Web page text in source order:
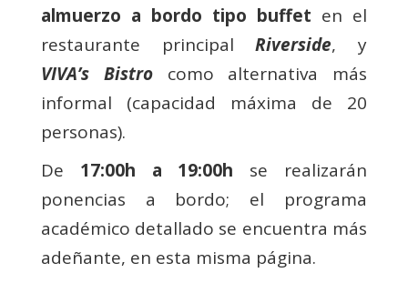
almuerzo a bordo tipo buffet en el
restaurante principalRiverside, y
VIVA’s Bistrocomo alternativa más
informal (capacidad máxima de 20
personas).
De 17:00h a 19:00h se realizarán
ponencias a bordo; el programa
académico detallado se encuentra más
adeñante, en esta misma página.